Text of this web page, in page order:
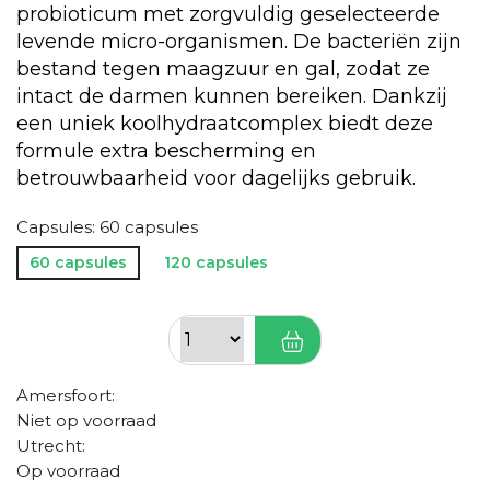
probioticum met zorgvuldig geselecteerde
levende micro-organismen. De bacteriën zijn
bestand tegen maagzuur en gal, zodat ze
intact de darmen kunnen bereiken. Dankzij
een uniek koolhydraatcomplex biedt deze
formule extra bescherming en
betrouwbaarheid voor dagelijks gebruik.
Capsules: 60 capsules
60 capsules 120 capsules
Amersfoort:
Niet op voorraad
Utrecht:
Op voorraad